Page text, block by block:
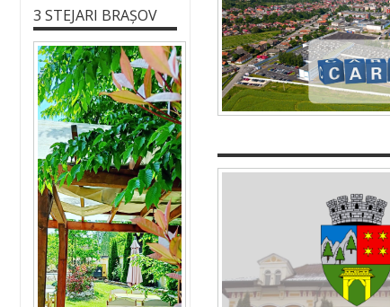
3 STEJARI BRAȘOV